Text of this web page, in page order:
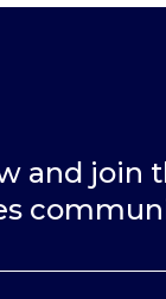
and join